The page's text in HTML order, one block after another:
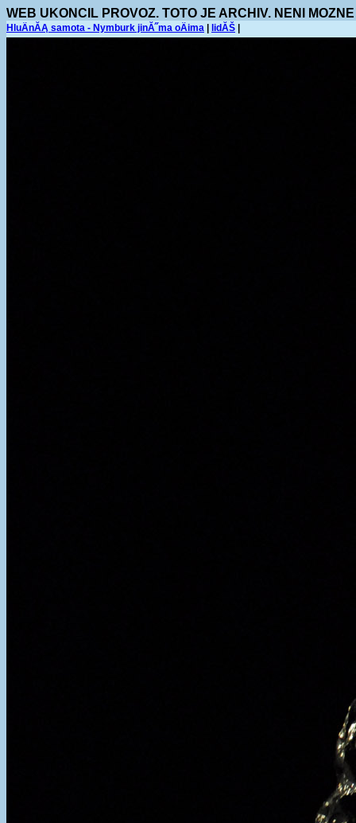
WEB UKONCIL PROVOZ. TOTO JE ARCHIV. NENI
HluÄnĂĄ samota - Nymburk jinĂ˝ma oÄima lidĂŠ